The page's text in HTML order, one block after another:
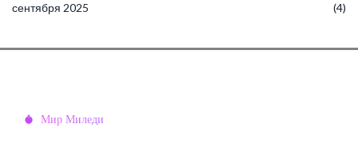
сентября 2025 (4)